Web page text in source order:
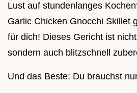
Lust auf stundenlanges
Garlic Chicken Gnocchi Skillet
für dich! Dieses Gericht ist
sondern auch blitzschnell
Und das Beste: Du brauchst